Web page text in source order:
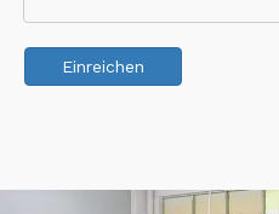
Einreichen